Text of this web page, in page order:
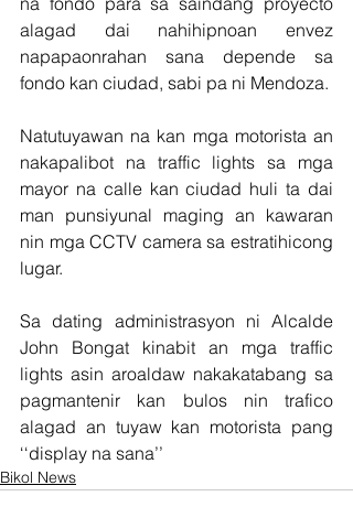
alagad dai nahihipnoan envez
napapaonrahan sana depende sa
fondo kan ciudad, sabi pa ni Mendoza.
Natutuyawan na kan mga motorista an
nakapalibot na traffic lights sa mga
mayor na calle kan ciudad huli ta dai
man punsiyunal maging an kawaran
nin mga CCTV camera sa estratihicong
lugar.
Sa dating administrasyon ni Alcalde
John Bongat kinabit an mga traffic
lights asin aroaldaw nakakatabang sa
pagmantenir kan bulos nin trafico
alagad an tuyaw kan motorista pang
‘‘display na sana’’
Bikol News